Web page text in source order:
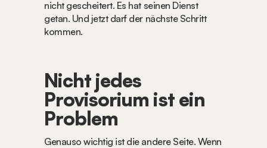
nicht gescheitert. Es hat seinen Dienst
getan. Und jetzt darf der nächste Schritt
kommen.
Nicht jedes
Provisorium ist ein
Problem
Genauso wichtig ist die andere Seite. Wenn